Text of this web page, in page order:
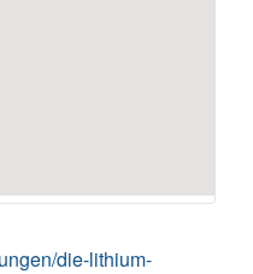
die-lithium-